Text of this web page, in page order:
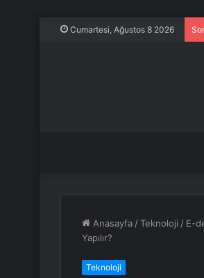
Cumartesi, Ağustos 8 2026
Anasayfa /Teknoloji / E-
Yapılır?
Teknoloji